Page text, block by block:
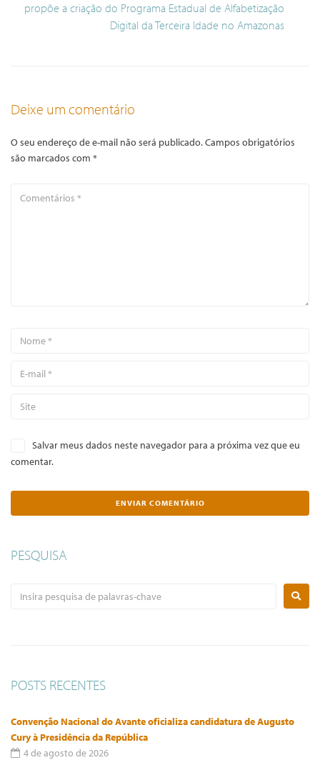
propõe a criação do Programa Estadual de Alfabetização
Digital da Terceira Idade no Amazonas
Deixe um comentário
O seu endereço de e-mail não será publicado.Campos obrigatórios
são marcados com *
Salvar meus dados neste navegador para a próxima vez que eu
comentar.
PESQUISA
POSTS RECENTES
Convenção Nacional do Avante oficializa candidatura de Augusto
Cury à Presidência da República
4 de agosto de 2026